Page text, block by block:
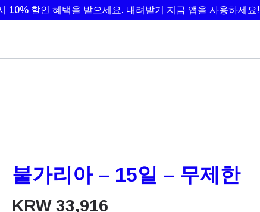
10% 할인 혜택을 받으세요. 내려받기 지금 앱을 사용하세요!
불가리아 – 15일 – 무제한
KRW33,916